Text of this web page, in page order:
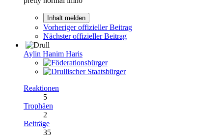
Inhalt melden
Vorheriger offizieller Beitrag
Nächster offizieller Beitrag
Aylin Hanim Haris
Reaktionen
5
Trophäen
2
Beiträge
35